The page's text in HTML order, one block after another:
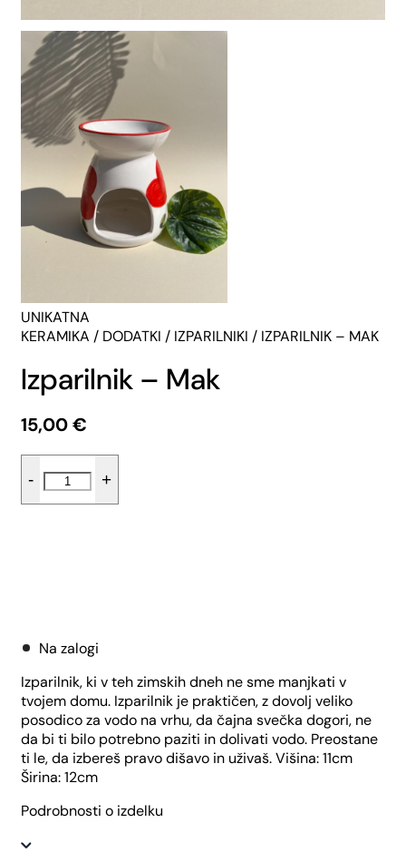
UNIKATNA
KERAMIKA / DODATKI / IZPARILNIKI / IZPARILNIK – MAK
Izparilnik – Mak
15,00€
-
Mak
+
Na zalogi
Izparilnik, ki v teh zimskih dneh ne sme manjkati v
tvojem domu. Izparilnik je praktičen, z dovolj veliko
posodico za vodo na vrhu, da čajna svečka dogori, ne
da bi ti bilo potrebno paziti in dolivati vodo. Preostane
ti le, da izbereš pravo dišavo in uživaš. Višina: 11cm
Širina: 12cm
Podrobnosti o izdelku